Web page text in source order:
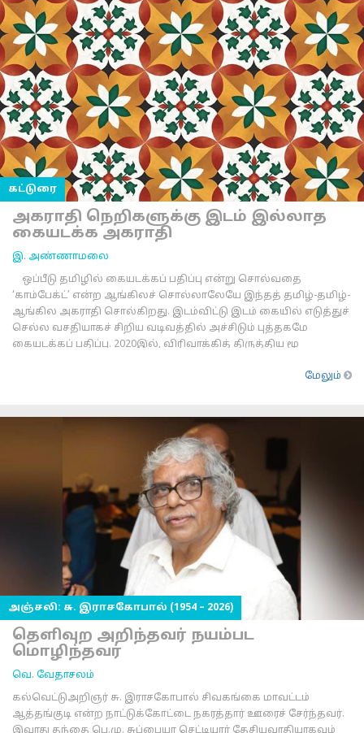
கட்டுரை
அகராதி நெறிகளுக்கு இடம் இல்லாத
கையடக்க அகராதி
இ. அண்ணாமலை
ஒப்பீடு தமிழில் கையடக்கப் பதிப்பு என்று சொல்வதை
‘காம்பேக்ட்’ என்ற ஆங்கிலச் சொல்லாலேயே இந்தத் தமிழ்-தமிழ்-
ஆங்கில அகராதி சொல்கிறது. இடம்விட்டு இடம் கையில் எடுத்துச்
செல்ல வசதியாகச் சிறிய வடிவத்தில் அச்சிடும் புத்தகமே
கையடக்கப் பதிப்பு. 2020இல், விரிவாக்கித் திருத்திய மூ
மேலும்
அஞ்சலி: சு. இராசகோபால் (1954 – 2026)
தெளிவுற அறிந்தவர் நயம்பட
மொழிந்தவர்
வெ. வேதாசலம்
கல்வெட்டுஅறிஞர் சு. இராசகோபால் சிவகங்கை மாவட்டம்
ஆத்தங்குடி என்ற நாட்டுக்கோட்டை நகரத்தார் ஊரைச் சேர்ந்தவர்.
இவரது தந்தை பெ.மு. சுப்பையா செட்டியார் தேசியவாதியாகவும்